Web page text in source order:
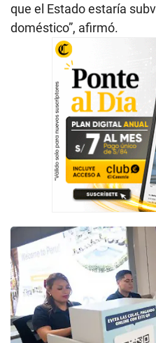
que el Estado estaría
doméstico”, afirmó.